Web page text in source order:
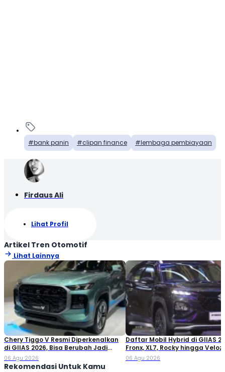
bank panin clipan finance lembaga pembiayaan
Firdaus Ali
Lihat Profil
Artikel Tren Otomotif
Lihat Lainnya
Chery Tiggo V Resmi Diperkenalkan
di GIIAS 2026, Bisa Berubah Jadi
Double Cabin
06 Agu 2026
Daftar Mobil Hybrid di GIIAS
Fronx, XL7, Rocky hingga Veloz!
06 Agu 2026
Rekomendasi Untuk Kamu